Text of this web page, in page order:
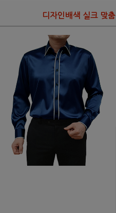
디자인배색 실크 맞춤